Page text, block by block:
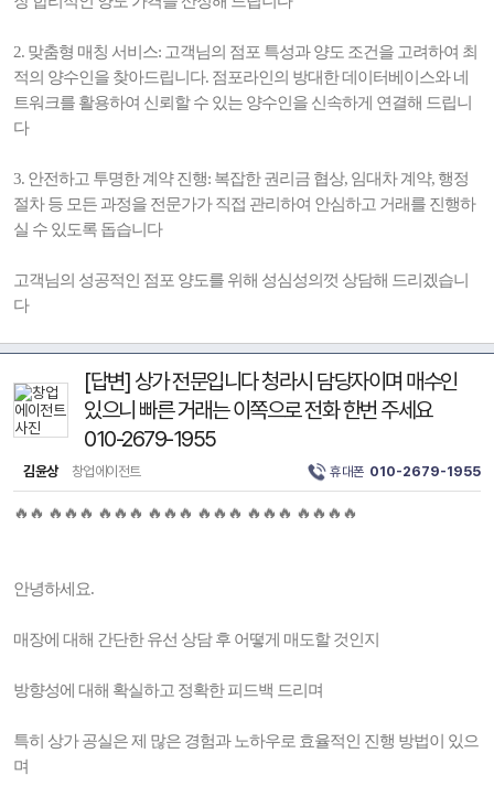
2. 맞춤형 매칭 서비스: 고객님의 점포 특성과 양도 조건을 고려하여 최
적의 양수인을 찾아드립니다. 점포라인의 방대한 데이터베이스와 네
트워크를 활용하여 신뢰할 수 있는 양수인을 신속하게 연결해 드립니
다
3. 안전하고 투명한 계약 진행: 복잡한 권리금 협상, 임대차 계약, 행정
절차 등 모든 과정을 전문가가 직접 관리하여 안심하고 거래를 진행하
실 수 있도록 돕습니다
고객님의 성공적인 점포 양도를 위해 성심성의껏 상담해 드리겠습니
다
[답변] 상가 전문입니다 청라시 담당자이며 매수인
있으니 빠른 거래는 이쪽으로 전화 한번 주세요
010-2679-1955
김윤상 창업에이전트 휴대폰 010-2679-1955
🔥🔥 🔥🔥🔥 🔥🔥🔥 🔥🔥🔥 🔥🔥🔥 🔥🔥🔥 🔥🔥🔥🔥
안녕하세요.
매장에 대해 간단한 유선 상담 후 어떻게 매도할 것인지
방향성에 대해 확실하고 정확한 피드백 드리며
특히 상가 공실은 제 많은 경험과 노하우로 효율적인 진행 방법이 있으
며